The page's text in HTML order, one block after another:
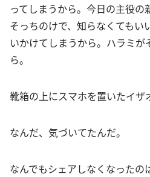
ってしまうから。今日の主役
そっちのけで、知らなくてもい
いかけてしまうから。ハラミ
ら。
靴箱の上にスマホを置いたイザ
なんだ、気づいてたんだ。
なんでもシェアしなくなったの